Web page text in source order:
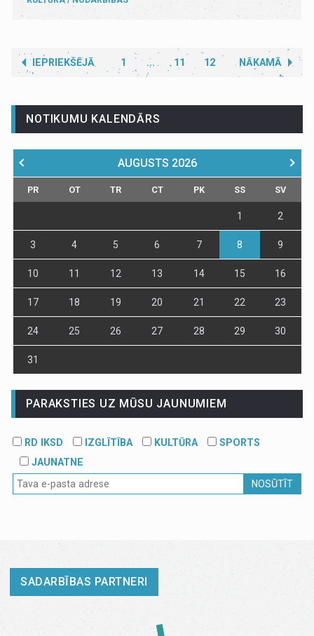
IEPRIEKŠĒJĀ 1 ... 11 12 NĀKAMĀ
NOTIKUMU KALENDĀRS
AUGUSTS 2026
PR OT TR CT PK SS SV
1 2
3 4 5 6 7 8 9
10 11 12 13 14 15 16
17 18 19 20 21 22 23
24 25 26 27 28 29 30
31
PARAKSTIES UZ MŪSU JAUNUMIEM
RD IKSD IZGLĪTĪBA KULTŪRA
SPORTS
JAUNATNE
NOSŪTĪT
SADARBĪBAS PARTNERI